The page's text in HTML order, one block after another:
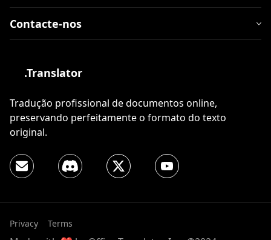
Contacte-nos
.Translator
Tradução profissional de documentos online,
preservando perfeitamente o formato do texto
original.
Privacy Terms